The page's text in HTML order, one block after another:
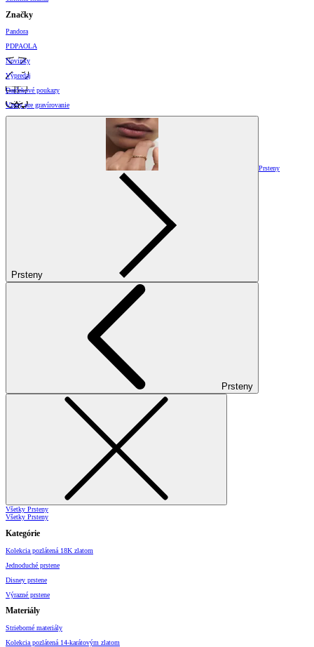
Značky
Pandora
PDPAOLA
Novinky
Výpredaj
Darčekové poukazy
Vzory pre gravírovanie
Prsteny
Prsteny
Prsteny
Všetky Prsteny
Všetky Prsteny
Kategórie
Kolekcia pozlátená 18K zlatom
Jednoduché prstene
Disney prstene
Výrazné prstene
Materiály
Strieborné materiály
Kolekcia pozlátená 14-karátovým zlatom